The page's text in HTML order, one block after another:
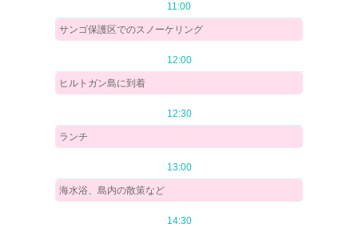
11:00
サンゴ保護区でのスノーケリング
12:00
ヒルトガン島に到着
12:30
ランチ
13:00
海水浴、島内の散策など
14:30